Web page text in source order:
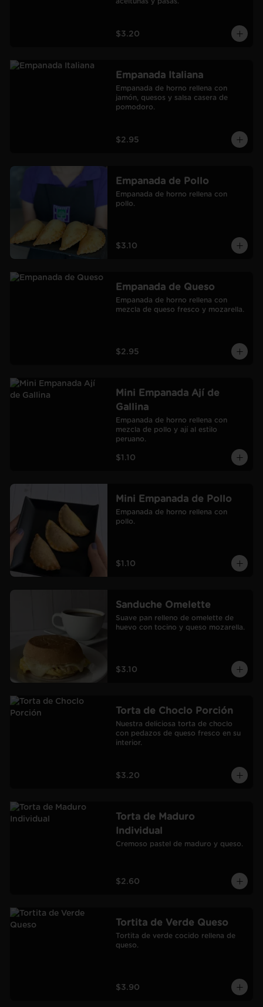
$3.20
Empanada Italiana
Empanada de horno rellena con
jamón, quesos y salsa casera de
pomodoro.
$2.95
Empanada de Pollo
Empanada de horno rellena con
pollo.
$3.10
Empanada de Queso
Empanada de horno rellena con
mezcla de queso fresco y mozarella.
$2.95
Mini Empanada Ají de
Gallina
Empanada de horno rellena con
mezcla de pollo y ají al estilo
peruano.
$1.10
Mini Empanada de Pollo
Empanada de horno rellena con
pollo.
$1.10
Sanduche Omelette
Suave pan relleno de omelette de
huevo con tocino y queso mozarella.
$3.10
Torta de Choclo Porción
Nuestra deliciosa torta de choclo
con pedazos de queso fresco en su
interior.
$3.20
Torta de Maduro
Individual
Cremoso pastel de maduro y queso.
$2.60
Tortita de Verde Queso
Tortita de verde cocido rellena de
queso.
$3.90